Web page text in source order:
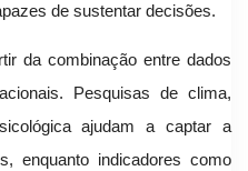
de sustentar decisões.
da combinação entre dados
Pesquisas de clima,
ajudam a captar a
enquanto indicadores como